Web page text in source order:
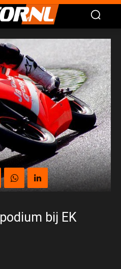
bij EK